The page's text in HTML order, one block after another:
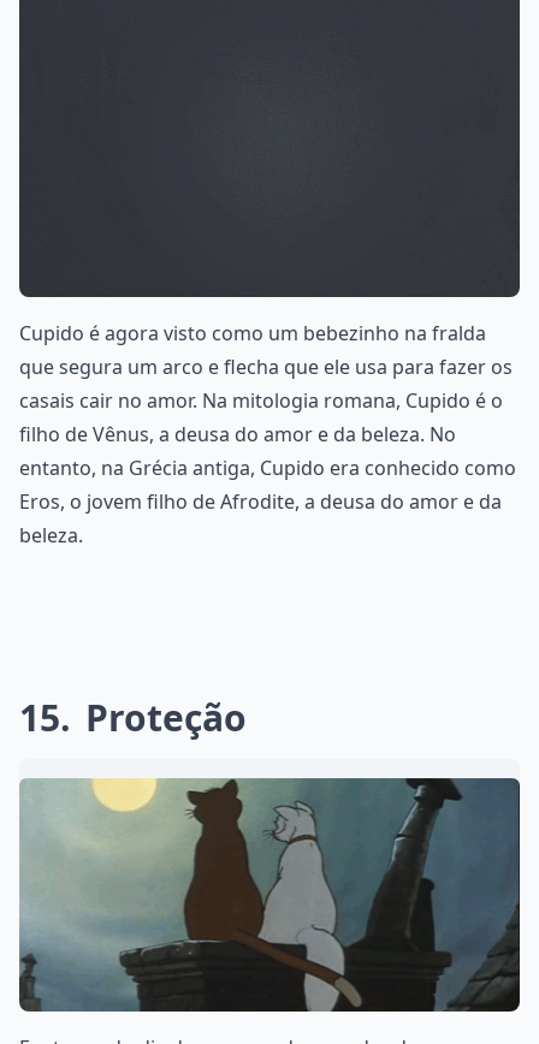
Cupido é agora visto como um bebezinho na fralda
que segura um arco e flecha que ele usa para fazer os
casais cair no amor. Na mitologia romana, Cupido é o
filho de Vênus, a deusa do amor e da beleza. No
entanto, na Grécia antiga, Cupido era conhecido como
Eros, o jovem filho de Afrodite, a deusa do amor e da
beleza.
15 Proteção